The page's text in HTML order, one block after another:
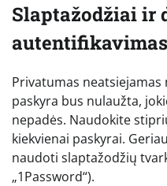
Slaptažodžiai ir
autentifikavimas
Privatumas neatsiejamas
paskyra bus nulaužta,
nepadės. Naudokite
kiekvienai paskyrai.
naudoti slaptažodžių
„1Password“).